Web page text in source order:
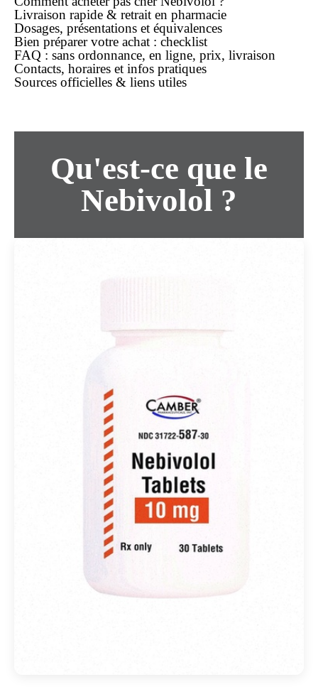
Livraison rapide & retrait en pharmacie
Dosages, présentations et équivalences
Bien préparer votre achat : checklist
FAQ : sans ordonnance, en ligne, prix, livraison
Contacts, horaires et infos pratiques
Sources officielles & liens utiles
Qu'est-ce que le
Nebivolol ?